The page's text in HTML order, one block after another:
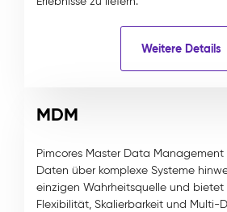
Weitere Details
MDM
Pimcores Master Data Management
Daten über komplexe Systeme
einzigen Wahrheitsquelle und
Flexibilität, Skalierbarkeit und Multi-